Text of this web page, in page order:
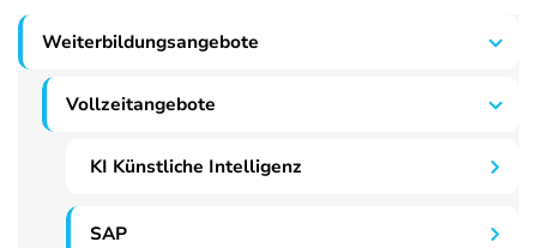
Weiterbildungsangebote
Vollzeitangebote
KI Künstliche Intelligenz
SAP